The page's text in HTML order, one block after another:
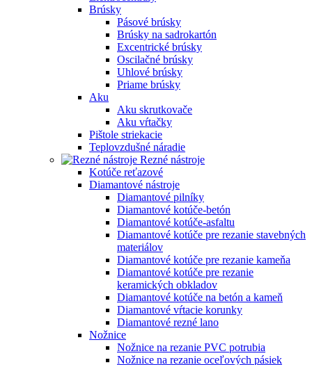
Brúsky
Pásové brúsky
Brúsky na sadrokartón
Excentrické brúsky
Oscilačné brúsky
Uhlové brúsky
Priame brúsky
Aku
Aku skrutkovače
Aku vŕtačky
Pištole striekacie
Teplovzdušné náradie
Rezné nástroje
Kotúče reťazové
Diamantové nástroje
Diamantové pilníky
Diamantové kotúče-betón
Diamantové kotúče-asfaltu
Diamantové kotúče pre rezanie stavebných
materiálov
Diamantové kotúče pre rezanie kameňa
Diamantové kotúče pre rezanie
keramických obkladov
Diamantové kotúče na betón a kameň
Diamantové vŕtacie korunky
Diamantové rezné lano
Nožnice
Nožnice na rezanie PVC potrubia
Nožnice na rezanie oceľových pásiek